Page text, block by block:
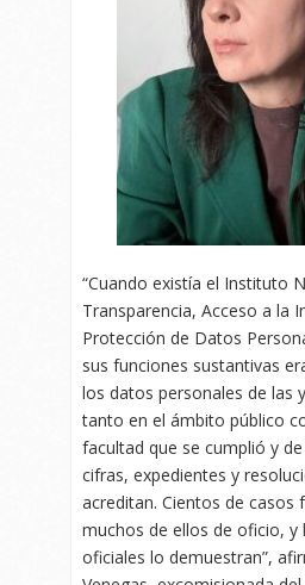
“Cuando existía el Instituto
Transparencia, Acceso a la
Protección de Datos
sus funciones sustantivas
los datos personales de las
tanto en el ámbito público
facultad que se cumplió y
cifras, expedientes y
acreditan. Cientos de casos
muchos de ellos de oficio, y
oficiales lo demuestran”,